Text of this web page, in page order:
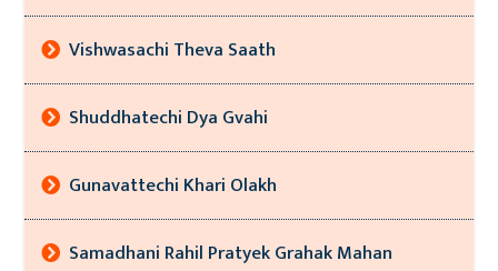
Vishwasachi Theva Saath
Shuddhatechi Dya Gvahi
Gunavattechi Khari Olakh
Samadhani Rahil Pratyek Grahak Mahan